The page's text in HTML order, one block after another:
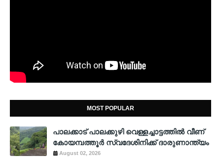
MOST POPULAR
പാലക്കാട് പാലക്കുഴി വെള്ളച്ചാട്ടത്തില്‍ വീണ്
കോയമ്പത്തൂര്‍ സ്വദേശിനിക്ക് ദാരുണാന്ത്യം
August 02, 2026